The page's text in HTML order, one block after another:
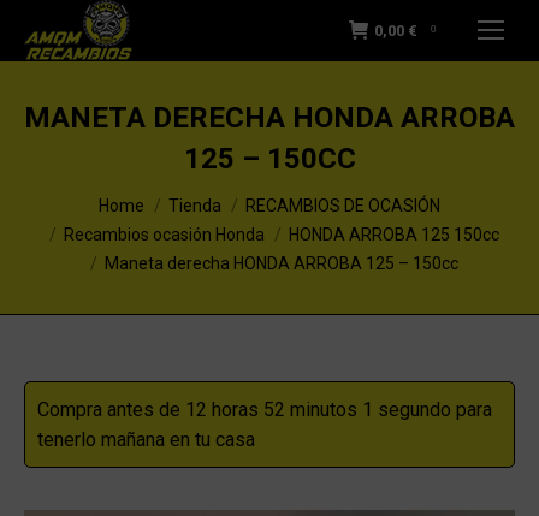
0,00 € 0
MANETA DERECHA HONDA ARROBA
125 – 150CC
You are here:Home Tienda
RECAMBIOS DE OCASIÓN
Recambios ocasión Honda
HONDA ARROBA 125 150cc
Maneta derecha HONDA ARROBA 125 – 150cc
Compra antes de 12 horas 52 minutos 1 segundo para
tenerlo mañana en tu casa